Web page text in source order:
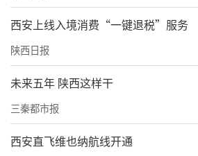
西安上线入境消费“一键退税”服务
陕西日报
未来五年 陕西这样干
三秦都市报
西安直飞维也纳航线开通